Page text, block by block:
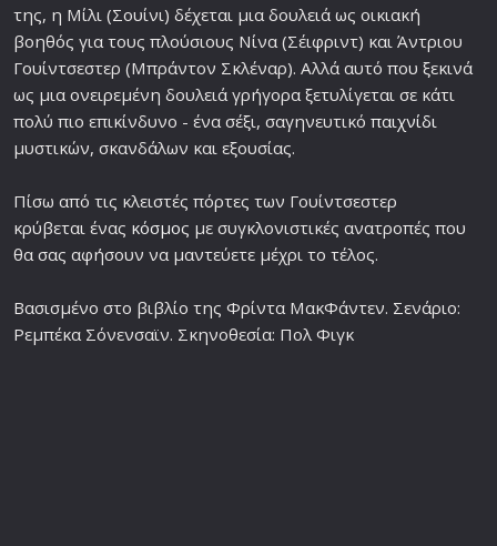
της, η Μίλι (Σουίνι) δέχεται μια δουλειά ως οικιακή
βοηθός για τους πλούσιους Νίνα (Σέιφριντ) και Άντριου
Γουίντσεστερ (Μπράντον Σκλέναρ). Αλλά αυτό που ξεκινά
ως μια ονειρεμένη δουλειά γρήγορα ξετυλίγεται σε κάτι
πολύ πιο επικίνδυνο - ένα σέξι, σαγηνευτικό παιχνίδι
μυστικών, σκανδάλων και εξουσίας.
Πίσω από τις κλειστές πόρτες των Γουίντσεστερ
κρύβεται ένας κόσμος με συγκλονιστικές ανατροπές που
θα σας αφήσουν να μαντεύετε μέχρι το τέλος.
Βασισμένο στο βιβλίο της Φρίντα ΜακΦάντεν. Σενάριο:
Ρεμπέκα Σόνενσαϊν. Σκηνοθεσία: Πολ Φιγκ